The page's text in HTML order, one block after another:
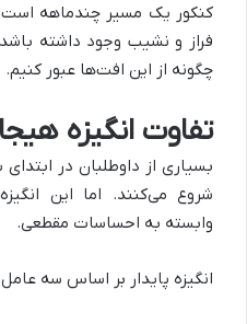
کنکور یک مسیر چندماهه
فراز و نشیب وجود داشته
چگونه از این افت‌ها عبور کنیم.
تفاوت انگیزه
بسیاری از داوطلبان در
شروع می‌کنند. اما این
وابسته به احساسات مقطعی.
انگیزه پایدار بر اساس سه